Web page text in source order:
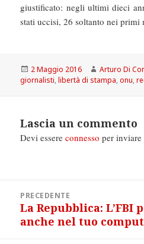
giustificato: negli ultimi dieci
stati uccisi, 26 soltanto nei primi
Scritto
il
2 Maggio 2016 Autore
Arturo Di
giornalisti,libertà di stampa,onu,
Lascia un commento
Devi essereconnesso per inviare
articoliPRECEDENTE
Articolo
precedente:
La Repubblica: L’FBI
anche nel tuo